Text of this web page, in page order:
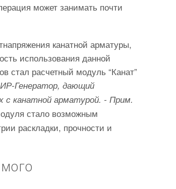
может занимать почти
канатной арматуры,
использования данной
стал расчетный модуль “Канат”
Генератор, дающий
с канатной арматурой. - Прим.
стало возможным
раскладки, прочности и